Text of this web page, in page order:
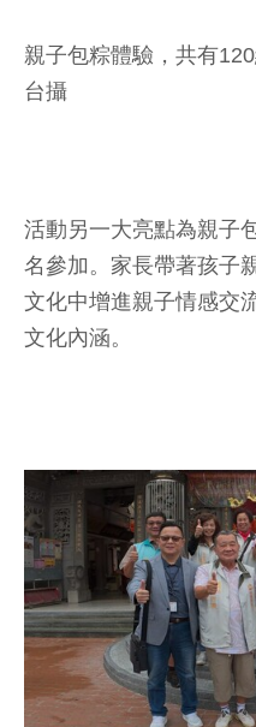
親子包粽體驗，共有
台攝
活動另一大亮點為親子
名參加。家長帶著孩子
文化中增進親子情感交
文化內涵。